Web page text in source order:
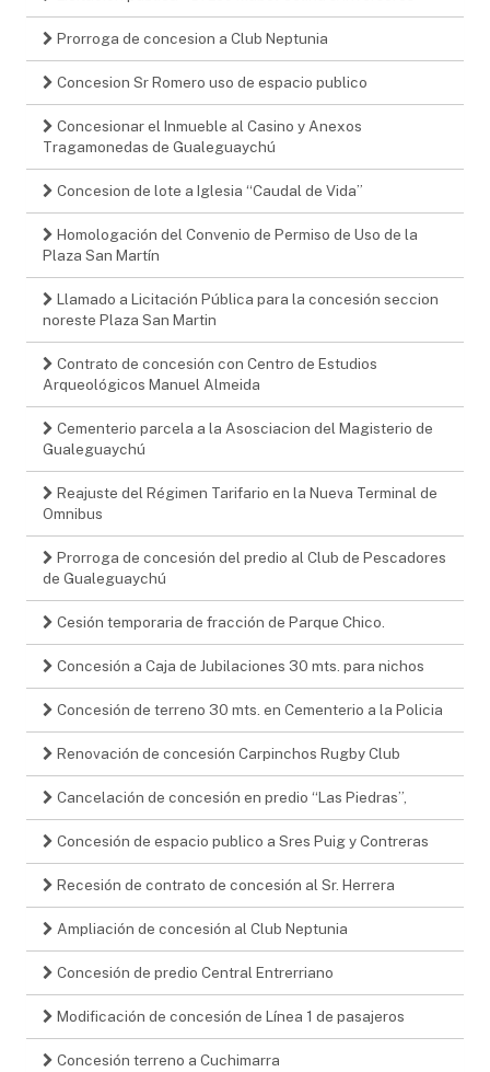
Prorroga de concesion a Club Neptunia
Concesion Sr Romero uso de espacio publico
Concesionar el Inmueble al Casino y Anexos
Tragamonedas de Gualeguaychú
Concesion de lote a Iglesia “Caudal de Vida”
Homologación del Convenio de Permiso de Uso de la
Plaza San Martín
Llamado a Licitación Pública para la concesión seccion
noreste Plaza San Martin
Contrato de concesión con Centro de Estudios
Arqueológicos Manuel Almeida
Cementerio parcela a la Asosciacion del Magisterio de
Gualeguaychú
Reajuste del Régimen Tarifario en la Nueva Terminal de
Omnibus
Prorroga de concesión del predio al Club de Pescadores
de Gualeguaychú
Cesión temporaria de fracción de Parque Chico.
Concesión a Caja de Jubilaciones 30 mts. para nichos
Concesión de terreno 30 mts. en Cementerio a la Policia
Renovación de concesión Carpinchos Rugby Club
Cancelación de concesión en predio “Las Piedras”,
Concesión de espacio publico a Sres Puig y Contreras
Recesión de contrato de concesión al Sr. Herrera
Ampliación de concesión al Club Neptunia
Concesión de predio Central Entrerriano
Modificación de concesión de Línea 1 de pasajeros
Concesión terreno a Cuchimarra